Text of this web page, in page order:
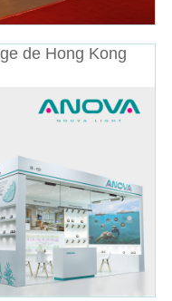
de Hong Kong